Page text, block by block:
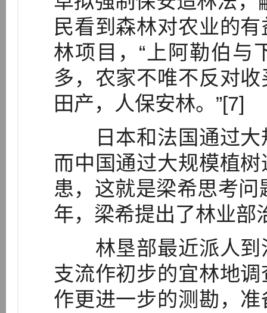
民看到森林对农业的
林项目，“上阿勒伯与
多，农家不唯不反对
田产，人保安林。”[7]
日本和法国通过大
而中国通过大规模植
患，这就是梁希思考
年，梁希提出了林业部
林垦部最近派人到
支流作初步的宜林地
作更进一步的测勘，